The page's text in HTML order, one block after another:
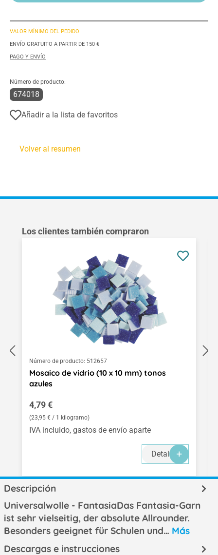
VALOR MÍNIMO DEL PEDIDO
ENVÍO GRATUITO A PARTIR DE 150 €
PAGO Y ENVÍO
Número de producto:
674018
Añadir a la lista de favoritos
Volver al resumen
Omitir la galería de productos
Los clientes también compraron
Número de producto: 512657
Mosaico de vidrio (10 x 10 mm) tonos
azules
Precio normal:
4,79 €
(23,95 € / 1 kilogramo)
IVA incluido, gastos de envío aparte
Detalles
Descripción
Universalwolle - FantasiaDas Fantasia-Garn
ist sehr vielseitig, der absolute Allrounder.
Besonders geeignet für Schulen und… Más
Descargas e instrucciones